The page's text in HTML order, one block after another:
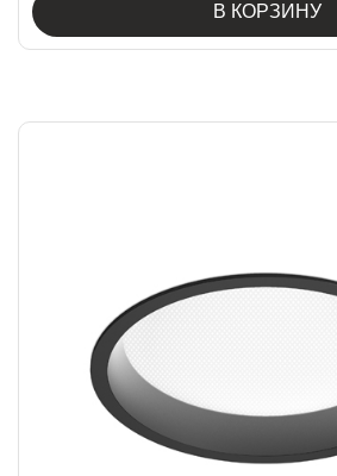
В КОРЗИНУ